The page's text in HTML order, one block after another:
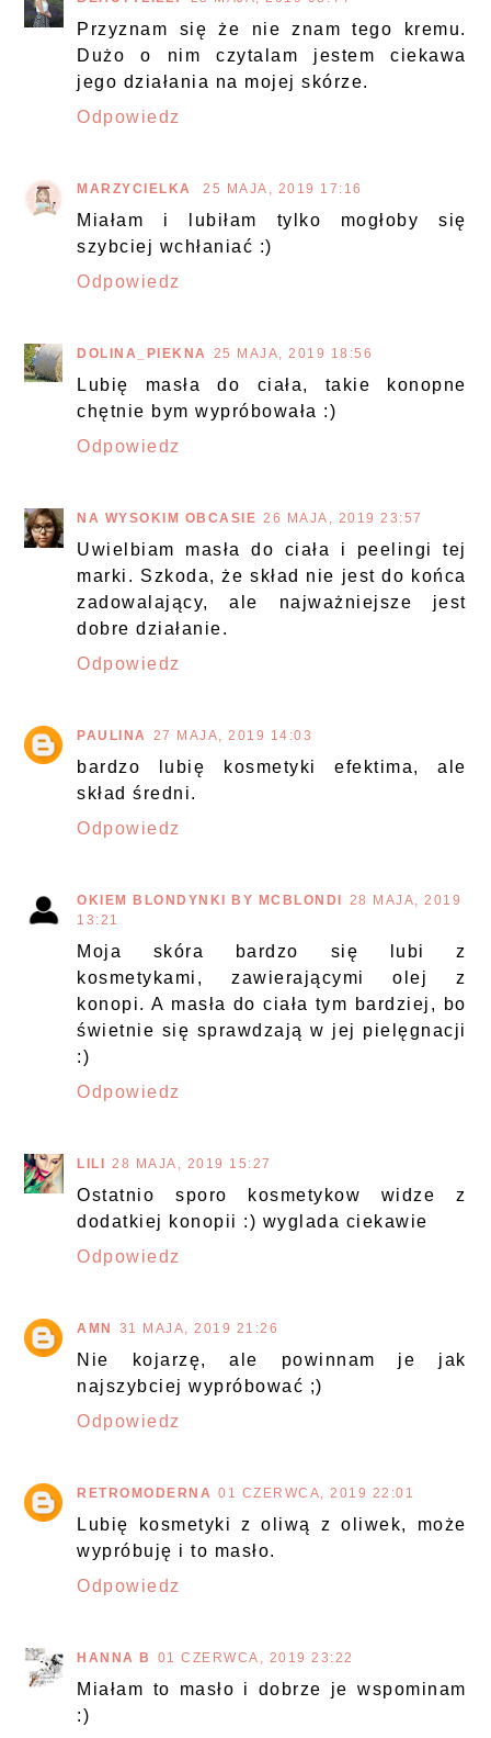
Przyznam się że nie znam tego kremu.
Dużo o nim czytalam jestem ciekawa
jego działania na mojej skórze.
Odpowiedz
MARZYCIELKA 25 MAJA, 2019 17:16
Miałam i lubiłam tylko mogłoby się
szybciej wchłaniać :)
Odpowiedz
DOLINA_PIEKNA 25 MAJA, 2019 18:56
Lubię masła do ciała, takie konopne
chętnie bym wypróbowała :)
Odpowiedz
NA WYSOKIM OBCASIE 26 MAJA, 2019 23:57
Uwielbiam masła do ciała i peelingi tej
marki. Szkoda, że skład nie jest do końca
zadowalający, ale najważniejsze jest
dobre działanie.
Odpowiedz
PAULINA 27 MAJA, 2019 14:03
bardzo lubię kosmetyki efektima, ale
skład średni.
Odpowiedz
OKIEM BLONDYNKI BY MCBLONDI
28 MAJA, 2019
13:21
Moja skóra bardzo się lubi z
kosmetykami, zawierającymi olej z
konopi. A masła do ciała tym bardziej, bo
świetnie się sprawdzają w jej pielęgnacji
:)
Odpowiedz
LILI 28 MAJA, 2019 15:27
Ostatnio sporo kosmetykow widze z
dodatkiej konopii :) wyglada ciekawie
Odpowiedz
AMN 31 MAJA, 2019 21:26
Nie kojarzę, ale powinnam je jak
najszybciej wypróbować ;)
Odpowiedz
RETROMODERNA 01 CZERWCA, 2019 22:01
Lubię kosmetyki z oliwą z oliwek, może
wypróbuję i to masło.
Odpowiedz
HANNA B 01 CZERWCA, 2019 23:22
Miałam to masło i dobrze je wspominam
:)